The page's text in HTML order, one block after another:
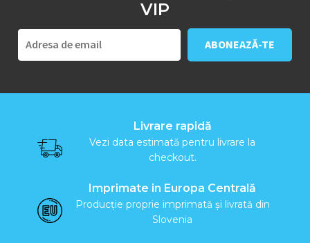
VIP
Livrare rapidă
Vezi data estimată pentru livrare la
checkout.
Imprimate in Europa Centrală
Producție proprie imprimată și livrată din
Slovenia